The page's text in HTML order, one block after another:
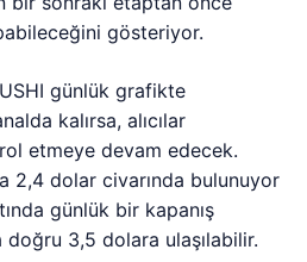
gösteriyor.
günlük grafikte
kalırsa, alıcılar
etmeye devam edecek.
2,4 dolar civarında bulunuyor
günlük bir kapanış
doğru 3,5 dolara ulaşılabilir.